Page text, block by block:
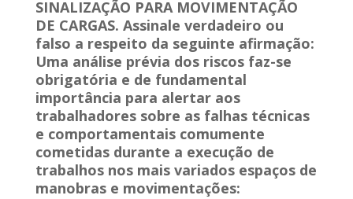
SINALIZAÇÃO PARA MOVIMENTAÇÃO
DE CARGAS. Assinale verdadeiro ou
falso a respeito da seguinte afirmação:
Uma análise prévia dos riscos faz-se
obrigatória e de fundamental
importância para alertar aos
trabalhadores sobre as falhas técnicas
e comportamentais comumente
cometidas durante a execução de
trabalhos nos mais variados espaços de
manobras e movimentações: